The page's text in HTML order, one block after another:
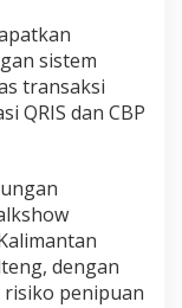
sistem
transaksi
QRIS dan CBP
dengan
risiko penipuan